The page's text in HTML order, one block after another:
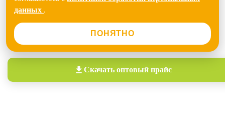
данных .
ПОНЯТНО
Скачать оптовый прайс